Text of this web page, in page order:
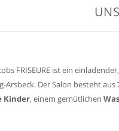
FRISEURE ist ein
Arsbeck. Der Salon besteht aus
Kinder, einem gemütlichen